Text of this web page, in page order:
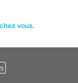
vous.